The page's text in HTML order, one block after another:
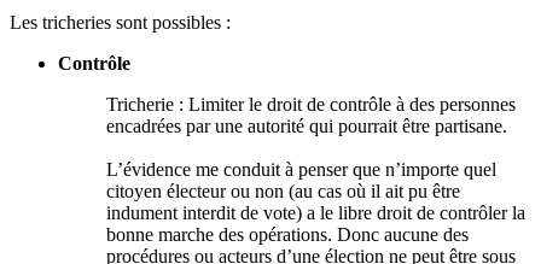
Les tricheries sont possibles :
Contrôle
Tricherie : Limiter le droit de contrôle à des personnes
encadrées par une autorité qui pourrait être partisane.
L’évidence me conduit à penser que n’importe quel
citoyen électeur ou non (au cas où il ait pu être
indument interdit de vote) a le libre droit de contrôler la
bonne marche des opérations. Donc aucune des
procédures ou acteurs d’une élection ne peut être sous